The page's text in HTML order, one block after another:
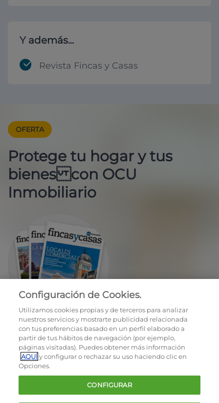
Y además...
Revista Fincas y Casas
OFERTA
Protege tu hogar y tus
bienes con OCU
Inmobiliario
EN REGALO LA REVISTA BIMESTRAL
OCU © 2026
Cookies
Configuración de Cookies.
Utilizamos cookies propias y de terceros para analizar
nuestros servicios y mostrarte publicidad relacionada
con tus preferencias basado en un perfil elaborado a
partir de tus hábitos de navegación (por ejemplo,
páginas visitadas). Puedes obtener más información
AQUÍy configurar o rechazar su uso haciendo clic en
Opciones.
CONFIGURAR